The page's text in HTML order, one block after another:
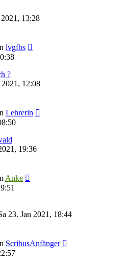
13:28
lvgfbs
?
12:08
Lehrerin
19:36
Anke
23. Jan 2021, 18:44
ScribusAnfänger